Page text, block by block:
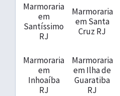
Marmoraria
em
Santíssimo
RJ
Marmoraria
em Santa
Cruz RJ
Marmoraria
em
Inhoaíba
RJ
Marmoraria
em Ilha de
Guaratiba
RJ